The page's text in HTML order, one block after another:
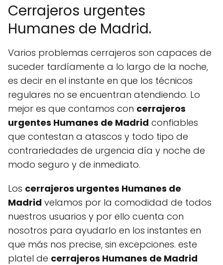
Cerrajeros urgentes
Humanes de Madrid.
Varios problemas cerrajeros son capaces de
suceder tardíamente a lo largo de la noche,
es decir en el instante en que los técnicos
regulares no se encuentran atendiendo. Lo
mejor es que contamos con cerrajeros
urgentes Humanes de Madrid confiables
que contestan a atascos y todo tipo de
contrariedades de urgencia día y noche de
modo seguro y de inmediato.
Los cerrajeros urgentes Humanes de
Madrid velamos por la comodidad de todos
nuestros usuarios y por ello cuenta con
nosotros para ayudarlo en los instantes en
que más nos precise, sin excepciones. este
platel de cerrajeros Humanes de Madrid